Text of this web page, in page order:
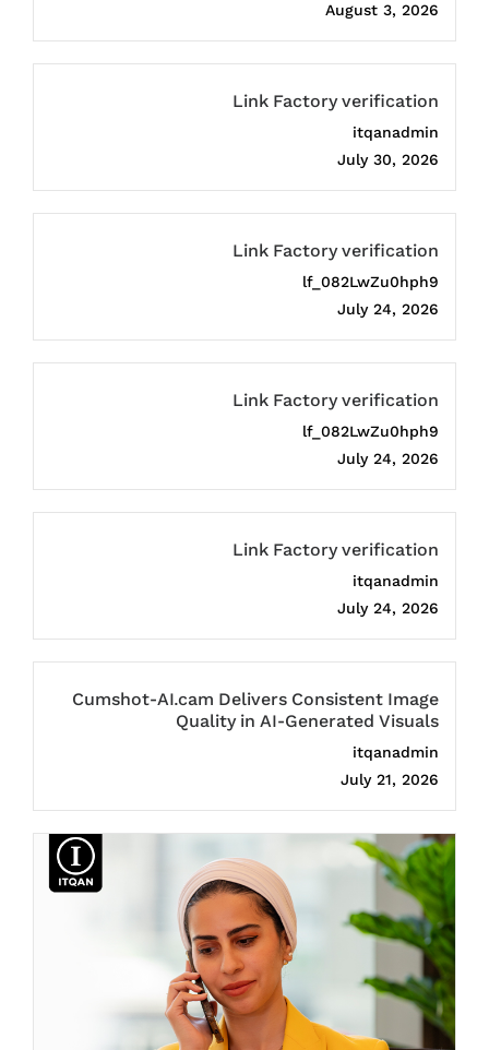
August 3, 2026
Link Factory verification
itqanadmin
July 30, 2026
Link Factory verification
lf_082LwZu0hph9
July 24, 2026
Link Factory verification
lf_082LwZu0hph9
July 24, 2026
Link Factory verification
itqanadmin
July 24, 2026
Cumshot-AI.cam Delivers Consistent Image
Quality in AI-Generated Visuals
itqanadmin
July 21, 2026